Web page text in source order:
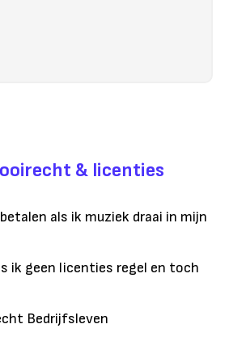
& licenties
als ik muziek draai in mijn
ik geen licenties regel en toch
Bedrijfsleven